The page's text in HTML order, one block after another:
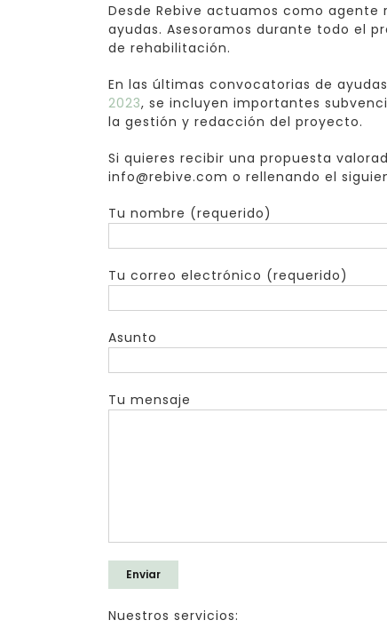
Desde Rebive actuamos como
ayudas. Asesoramos durante todo el
de rehabilitación.
En las últimas convocatorias de
2023, se incluyen importantes
la gestión y redacción del proyecto.
Si quieres recibir una propuesta
info@rebive.com o rellenando el
Tu nombre (requerido)
Tu correo electrónico (requerido)
Asunto
Tu mensaje
Nuestros servicios: